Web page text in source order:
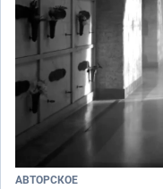
АВТОРСКОЕ